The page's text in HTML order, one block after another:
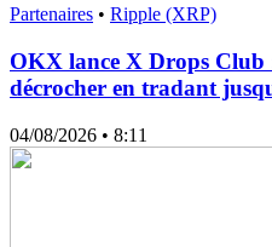
Partenaires • Ripple (XRP)
OKX lance X Drops Club
décrocher en tradant
04/08/2026 • 8:11